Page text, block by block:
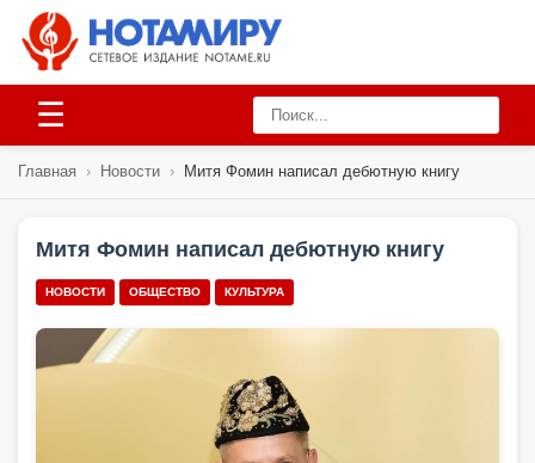
☰
Главная › Новости › Митя Фомин написал дебютную книгу
Митя Фомин написал дебютную книгу
НОВОСТИ ОБЩЕСТВО КУЛЬТУРА